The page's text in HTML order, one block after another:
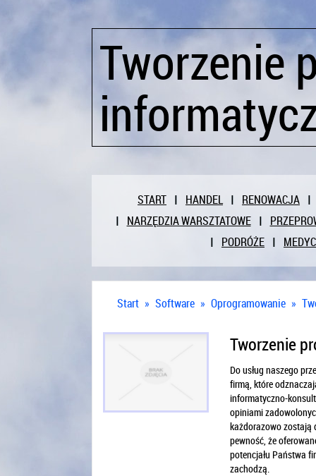
Tworzenie
START HANDEL
RENOWACJA
NARZĘDZIA WARSZTATOWE
PODRÓŻE
Start » Software » Oprogramowanie »
Tworzenie
Do usług naszego
firmą, które
informatyczno-
opiniami
każdorazowo zostają
pewność, że
potencjału Państwa
zachodzą.